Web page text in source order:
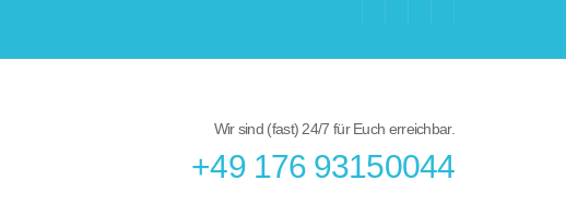
Wir sind (fast) 24/7 für Euch erreichbar.
+49 176 93150044